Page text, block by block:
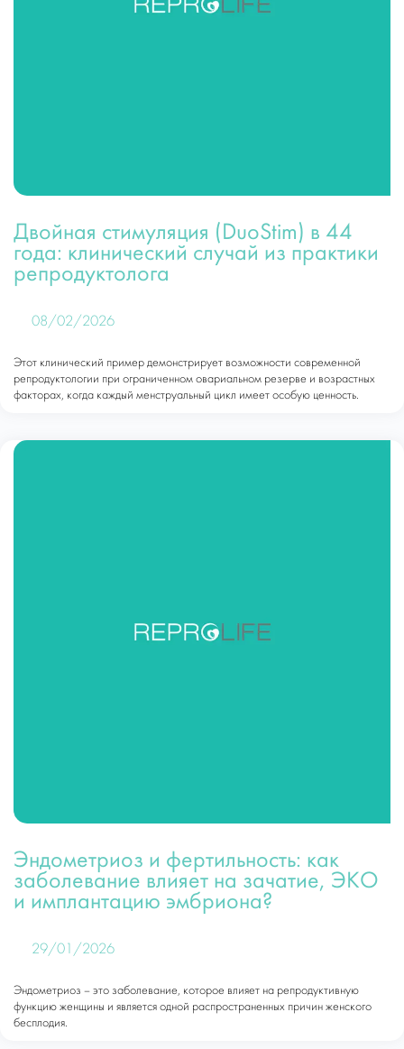
Двойная стимуляция (DuoStim) в 44
года: клинический случай из практики
репродуктолога
08/02/2026
Этот клинический пример демонстрирует возможности современной
репродуктологии при ограниченном овариальном резерве и возрастных
факторах, когда каждый менструальный цикл имеет особую ценность.
Эндометриоз и фертильность: как
заболевание влияет на зачатие, ЭКО
и имплантацию эмбриона?
29/01/2026
Эндометриоз – это заболевание, которое влияет на репродуктивную
функцию женщины и является одной распространенных причин женского
бесплодия.